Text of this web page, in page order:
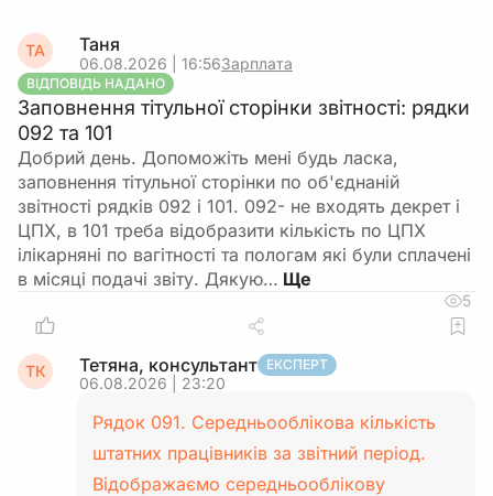
ТА Таня
06.08.2026 | 16:56Зарплата
ВІДПОВІДЬ НАДАНО
Заповнення тітульної сторінки звітності: рядки
092 та 101
Добрий день. Допоможіть мені будь ласка,
заповнення тітульної сторінки по об'єднаній
звітності рядків 092 і 101. 092- не входять декрет і
ЦПХ, в 101 треба відобразити кількість по ЦПХ
ілікарняні по вагітності та пологам які були сплачені
в місяці подачі звіту. Дякую…
5
ТК Тетяна, консультант ЕКСПЕРТ
06.08.2026 | 23:20
Рядок 091. Середньооблікова кількість
штатних працівників за звітний період.
Відображаємо середньооблікову